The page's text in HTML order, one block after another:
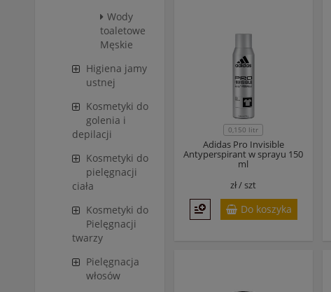
Wody
toaletowe
Męskie
Higiena jamy
ustnej
Kosmetyki do
golenia i
depilacji
Kosmetyki do
pielęgnacji
ciała
Kosmetyki do
Pielęgnacji
twarzy
Pielęgnacja
włosów
0,150 litr
Adidas Pro Invisible
Antyperspirant w sprayu 150
ml
zł /szt
Do koszyka